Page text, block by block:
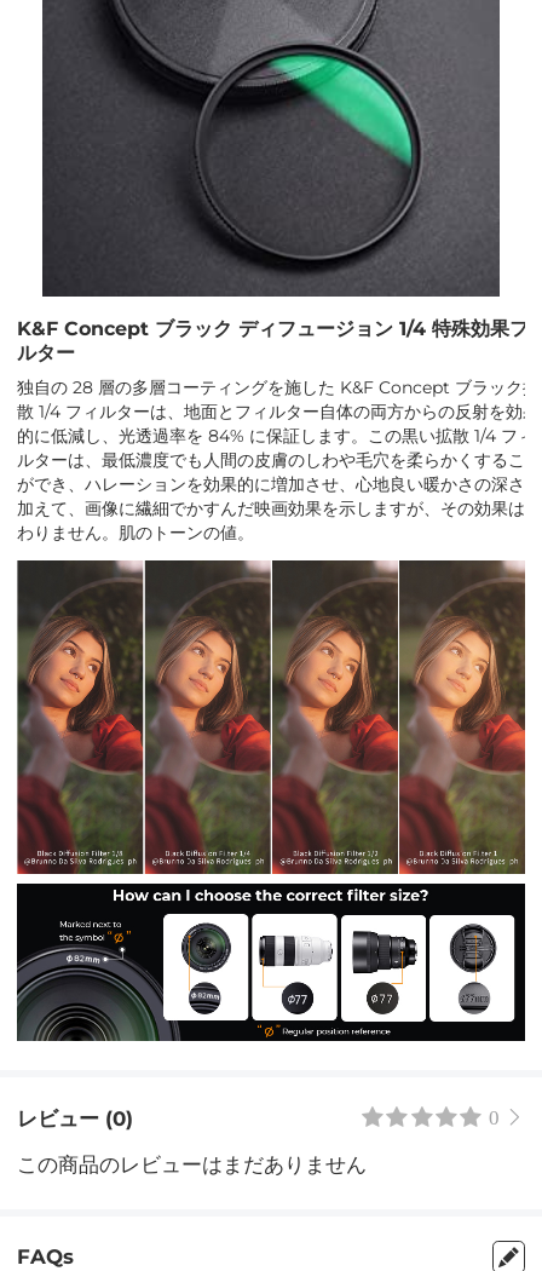
K&F Concept ブラック ディフュージョン 1/4 特殊効果フ
ルター
独自の 28 層の多層コーティングを施した K&F Concept ブラック拡
散 1/4 フィルターは、地面とフィルター自体の両方からの反射を効果
的に低減し、光透過率を 84% に保証します。この黒い拡散 1/4 フィ
ルターは、最低濃度でも人間の皮膚のしわや毛穴を柔らかくすること
ができ、ハレーションを効果的に増加させ、心地良い暖かさの深さを
加えて、画像に繊細でかすんだ映画効果を示しますが、その効果は伝
わりません。肌のトーンの値。
レビュー (0) 0
この商品のレビューはまだありません
FAQs